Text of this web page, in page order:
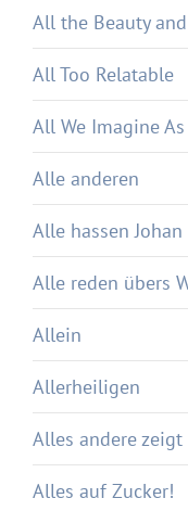
All the Beauty
All Too Relatable
All We Imagine
Alle anderen
Alle hassen Johan
Alle reden übers
Allein
Allerheiligen
Alles andere
Alles auf Zucker!